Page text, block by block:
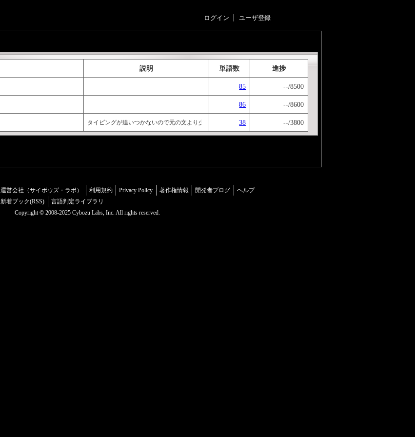
ログイン ユーザ登録
説明 単語数 進捗
85 --/8500
86 --/8600
タイピングが追いつかないので元の文より少し短くしたものがあります。 タイピングのミスが多いとクリアは難しいです。
38 --/3800
運営会社（サイボウズ・ラボ） 利用規約 Privacy Policy 著作権情報 開発者ブログ
ヘルプ
新着ブック(RSS)
言語判定ライブラリ
Copyright © 2008-2025 Cybozu Labs, Inc. All rights reserved.